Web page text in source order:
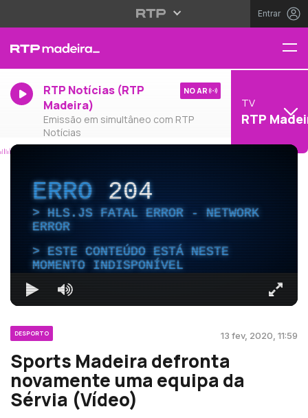
Entrar
RTP Notícias (RTP
Madeira)
Emissão em simultâneo com RTP
Notícias
NO AR
TV
RTP
ERRO204
HLS.JS FATAL ERROR - NETWORK
ERROR
ESTE CONTEÚDO ESTÁ NESTE
MOMENTO INDISPONÍVEL
DESPORTO 13 fev, 2020, 11:59
Sports Madeira defronta
novamente uma equipa da
Sérvia (Vídeo)